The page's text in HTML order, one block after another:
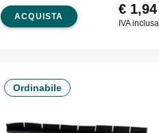
ACQUISTA €1,94
IVA inclusa
Ordinabile